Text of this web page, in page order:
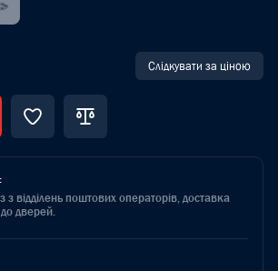
Слідкувати за ціною
з відділень поштових операторів, доставка
дверей.